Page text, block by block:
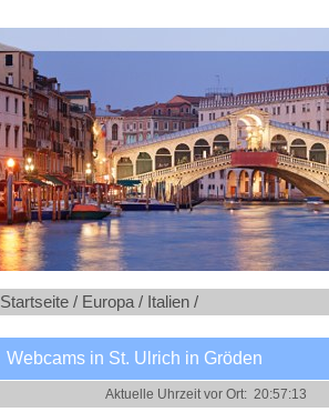
Startseite / Europa / Italien /
Webcams in St. Ulrich in Gröden